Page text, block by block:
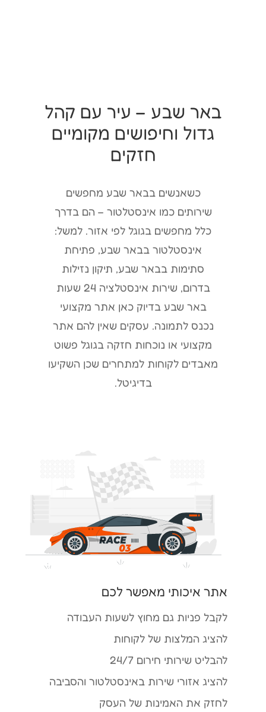
באר שבע – עיר עם קהל
גדול וחיפושים מקומיים
חזקים
כשאנשים בבאר שבע מחפשים
שירותים כמו אינסטלטור – הם בדרך
כלל מחפשים בגוגל לפי אזור. למשל:
אינסטלטור בבאר שבע, פתיחת
סתימות בבאר שבע, תיקון נזילות
בדרום, שירות אינסטלציה 24 שעות
באר שבע בדיוק כאן אתר מקצועי
נכנס לתמונה. עסקים שאין להם אתר
מקצועי או נוכחות חזקה בגוגל פשוט
מאבדים לקוחות למתחרים שכן השקיעו
בדיגיטל.
אתר איכותי מאפשר לכם
לקבל פניות גם מחוץ לשעות העבודה
להציג המלצות של לקוחות
להבליט שירותי חירום 24/7
להציג אזורי שירות באינסטלטור והסביבה
לחזק את האמינות של העסק